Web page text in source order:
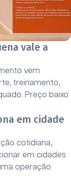
vale a
vem
treinamento,
Preço baixo
em cidade
cotidiana,
em cidades
operação